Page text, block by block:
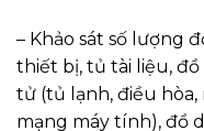
– Khảo sát số lượng
thiết bị, tủ tài liệu, đồ
tử (tủ lạnh, điều
mạng máy tính), đồ